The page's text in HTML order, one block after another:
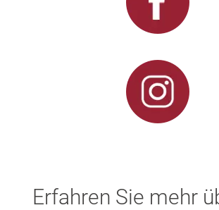
Erfahren Sie mehr